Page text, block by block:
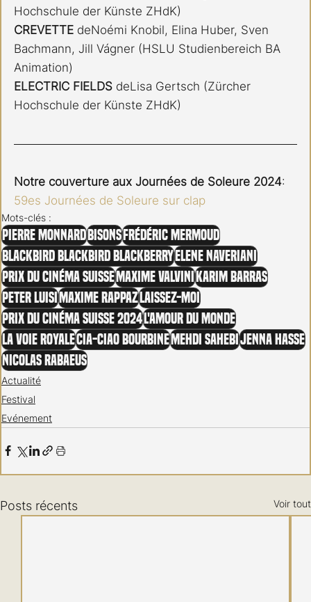
Hochschule der Künste ZHdK)
CREVETTE deNoémi Knobil, Elina Huber, Sven
Bachmann, Jill Vágner (HSLU Studienbereich BA
Animation)
ELECTRIC FIELDS deLisa Gertsch (Zürcher
Hochschule der Künste ZHdK)
Notre couverture aux Journées de Soleure 2024:
59es Journées de Soleure sur clap
Mots-clés :
Pierre Monnard Bisons Frédéric Mermoud
Blackbird Blackbird Blackberry Elene Naveriani
Prix du Cinéma SuisseMaxime Valvini Karim Barras
Peter LuisiMaxime Rappaz Laissez-moi
Prix du cinéma Suisse 2024 L'amour du Monde
La Voie RoyaleCia-Ciao BourbineMehdi SahebiJenna Hasse
Nicolas Rabaeus
Actualité
Festival
Evénement
Posts récents Voir tout